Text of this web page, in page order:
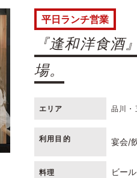
平日ランチ営業
『逢和洋食
場。
エリア 品川・
利用目的 宴会
料理 ビー